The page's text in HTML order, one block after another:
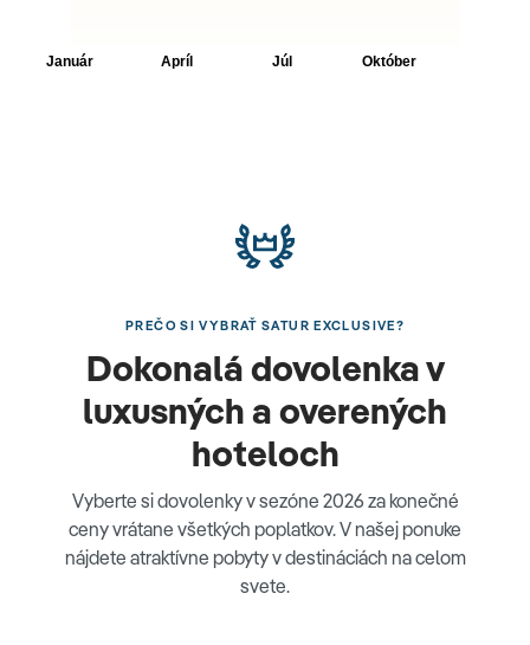
PREČO SI VYBRAŤ SATUR EXCLUSIVE?
Dokonalá dovolenka v
luxusných a overených
hoteloch
Vyberte si dovolenky v sezóne 2026 za konečné
ceny vrátane všetkých poplatkov. V našej ponuke
nájdete atraktívne pobyty v destináciách na celom
svete.